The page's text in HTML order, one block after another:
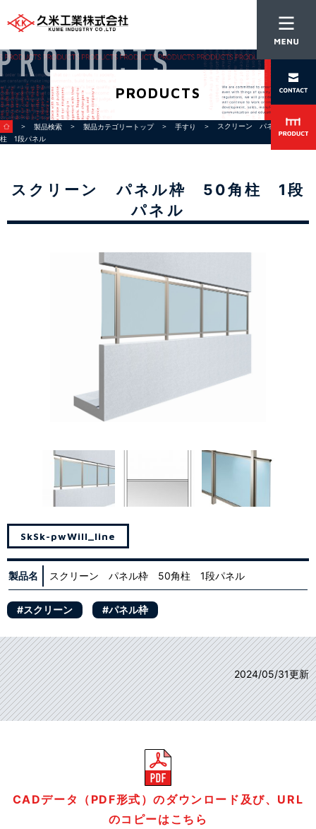
PRODUCTS
＞ 製品検索 ＞ 製品カテゴリートップ＞ 手すり
＞ スクリーン パネル枠 50角
柱 1段パネル
スクリーン パネル枠 50角柱 1段
パネル
SkSk-pwWill_line
製品名 スクリーン パネル枠 50角柱 1段パネル
#スクリーン #パネル枠
2024/05/31更新
CADデータ（PDF形式）のダウンロード及び、URL
のコピーはこちら